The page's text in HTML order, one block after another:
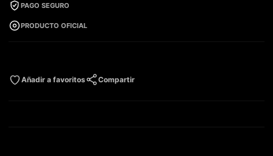
PAGO SEGURO
PRODUCTO OFICIAL
Añadir a favoritos Compartir